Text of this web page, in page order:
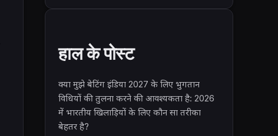
हाल के पोस्ट
क्या मुझे बेटिंग इंडिया 2027 के लिए भुगतान
विधियों की तुलना करने की आवश्यकता है: 2026
में भारतीय खिलाड़ियों के लिए कौन सा तरीका
बेहतर है?